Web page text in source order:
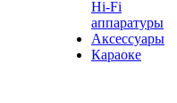
Hi-Fi
аппаратуры
Аксессуары
Караоке